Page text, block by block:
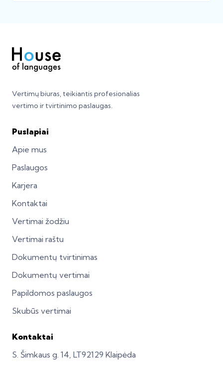
Vertimų biuras, teikiantis profesionalias
vertimo ir tvirtinimo paslaugas.
Puslapiai
Apie mus
Paslaugos
Karjera
Kontaktai
Vertimai žodžiu
Vertimai raštu
Dokumentų tvirtinimas
Dokumentų vertimai
Papildomos paslaugos
Skubūs vertimai
Kontaktai
S. Šimkaus g. 14, LT92129 Klaipėda